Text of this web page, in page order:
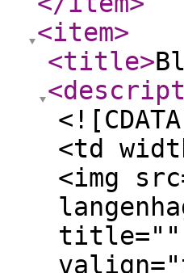
<item>
<title>
<td
<img
title=""